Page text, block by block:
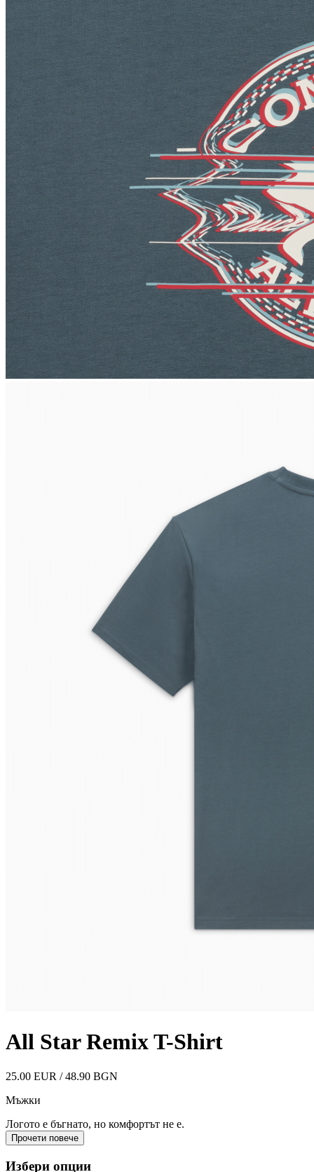
All Star Remix T-Shirt
25.00 EUR / 48.90 BGN
Мъжки
Логото е бъгнато, но комфортът не е.
Прочети повече
Избери опции